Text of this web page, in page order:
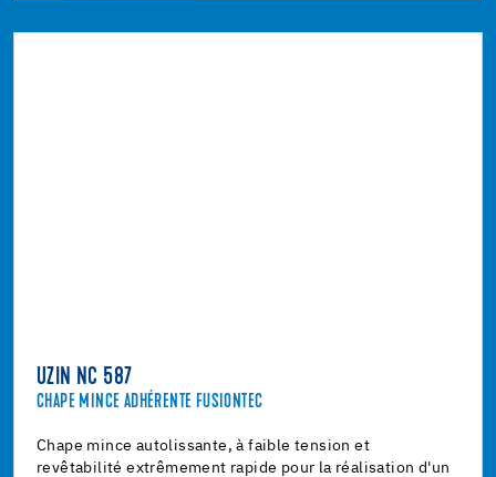
UZIN NC 587
CHAPE MINCE ADHÉRENTE FUSIONTEC
Chape mince autolissante, à faible tension et
revêtabilité extrêmement rapide pour la réalisation d'un